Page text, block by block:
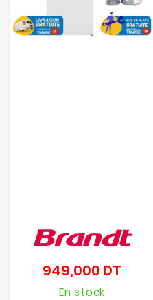
949,000 DT
En stock